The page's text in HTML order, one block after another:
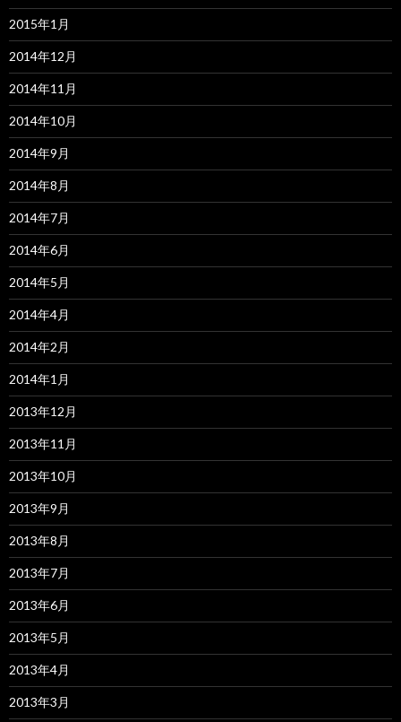
2015年1月
2014年12月
2014年11月
2014年10月
2014年9月
2014年8月
2014年7月
2014年6月
2014年5月
2014年4月
2014年2月
2014年1月
2013年12月
2013年11月
2013年10月
2013年9月
2013年8月
2013年7月
2013年6月
2013年5月
2013年4月
2013年3月